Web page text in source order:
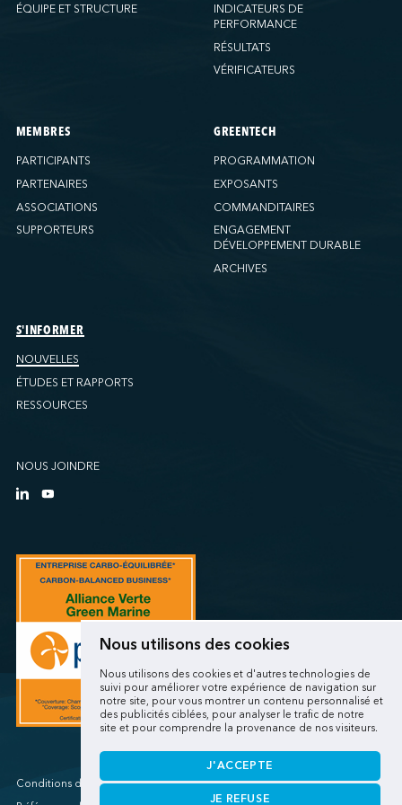
Nous utilisons des cookies
Nous utilisons des cookies et d'autres technologies de
suivi pour améliorer votre expérience de navigation sur
notre site, pour vous montrer un contenu personnalisé et
des publicités ciblées, pour analyser le trafic de notre
site et pour comprendre la provenance de nos visiteurs.
J'ACCEPTE
JE REFUSE
ÉQUIPE ET STRUCTURE
INDICATEURS DE
PERFORMANCE
RÉSULTATS
VÉRIFICATEURS
MEMBRES
PARTICIPANTS
PARTENAIRES
ASSOCIATIONS
SUPPORTEURS
GREENTECH
PROGRAMMATION
EXPOSANTS
COMMANDITAIRES
ENGAGEMENT
DÉVELOPPEMENT DURABLE
ARCHIVES
S'INFORMER
NOUVELLES
ÉTUDES ET RAPPORTS
RESSOURCES
NOUS JOINDRE
Conditions d'utilisations/Renseignements personnels